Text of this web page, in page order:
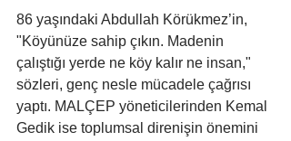
86 yaşındaki Abdullah Körükmez’in,
"Köyünüze sahip çıkın. Madenin
çalıştığı yerde ne köy kalır ne insan,"
sözleri, genç nesle mücadele çağrısı
yaptı. MALÇEP yöneticilerinden Kemal
Gedik ise toplumsal direnişin önemini